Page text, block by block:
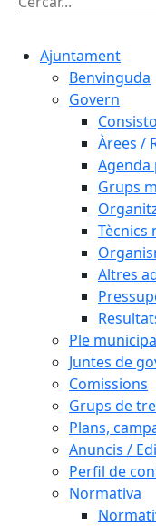
Cercar:
Ajuntament
Benvinguda
Govern
Àrees /
Agenda
Grups
Tècnics
Altres
Ple
Juntes de
Comissions
Grups de
Plans,
Anuncis /
Perfil de
Normativa